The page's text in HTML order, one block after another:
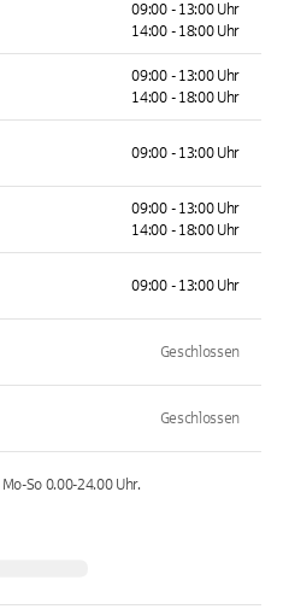
09:00 - 13:00 Uhr
14:00 - 18:00 Uhr
09:00 - 13:00 Uhr
14:00 - 18:00 Uhr
09:00 - 13:00 Uhr
09:00 - 13:00 Uhr
14:00 - 18:00 Uhr
09:00 - 13:00 Uhr
Geschlossen
Geschlossen
Mo-So 0.00-24.00Uhr.